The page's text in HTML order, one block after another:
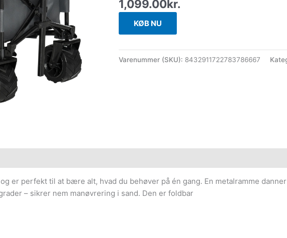
1,099.00kr.
KØB NU
Varenummer (SKU): 8432911722783786667
er perfekt til at bære alt, hvad du behøver på én gang. En metalramme
– sikrer nem manøvrering i sand. Den er foldbar